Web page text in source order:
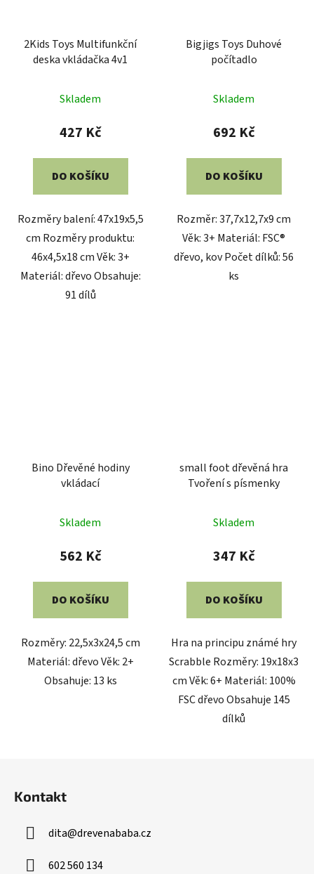
2Kids Toys Multifunkční
deska vkládačka 4v1
Skladem
427 Kč
DO KOŠÍKU
Rozměry balení: 47x19x5,5
cm Rozměry produktu:
46x4,5x18 cm Věk: 3+
Materiál: dřevo Obsahuje:
91 dílů
Bigjigs Toys Duhové
počítadlo
Skladem
692 Kč
DO KOŠÍKU
Rozměr: 37,7x12,7x9 cm
Věk: 3+ Materiál: FSC®
dřevo, kov Počet dílků: 56
ks
Bino Dřevěné hodiny
vkládací
Skladem
562 Kč
DO KOŠÍKU
Rozměry: 22,5x3x24,5 cm
Materiál: dřevo Věk: 2+
Obsahuje: 13 ks
small foot dřevěná hra
Tvoření s písmenky
Skladem
347 Kč
DO KOŠÍKU
Hra na principu známé hry
Scrabble Rozměry: 19x18x3
cm Věk: 6+ Materiál: 100%
FSC dřevo Obsahuje 145
dílků
Kontakt
dita@drevenababa.cz
602 560 134